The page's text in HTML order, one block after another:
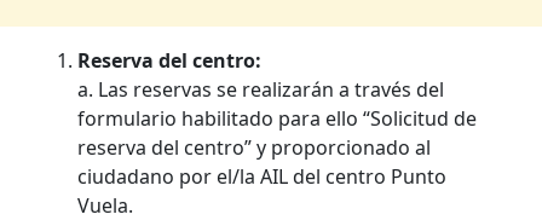
Reserva del centro:
a. Las reservas se realizarán a través del
formulario habilitado para ello “Solicitud de
reserva del centro” y proporcionado al
ciudadano por el/la AIL del centro Punto
Vuela.